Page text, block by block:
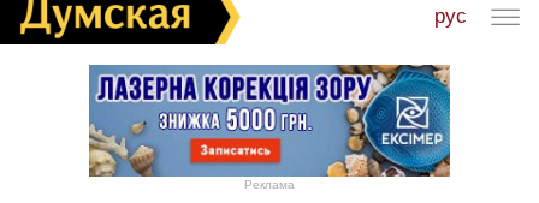
рус
Реклама